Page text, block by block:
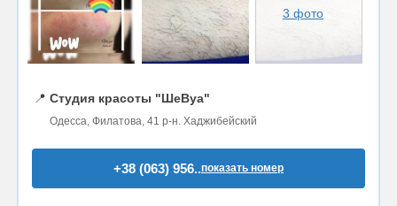
3 фото
📍 Студия красоты "ШеВуа"
Одесса, Филатова, 41 р-н. Хаджибейский
+38 (063) 956..показать номер